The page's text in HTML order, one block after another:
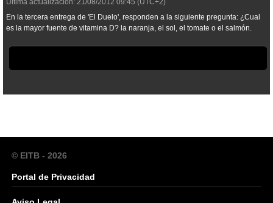
En la tercera entrega de 'El Duelo', responden a la siguiente pregunta: ¿Cual
es la mayor fuente de vitamina D? la naranja, el sol, el tomate o el salmón.
© EITB - 2026
Portal de Privacidad